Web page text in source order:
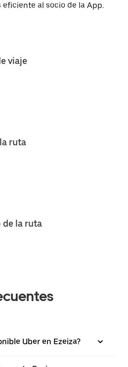
al socio de la App.
viaje
ruta
la ruta
Uber en Ezeiza?